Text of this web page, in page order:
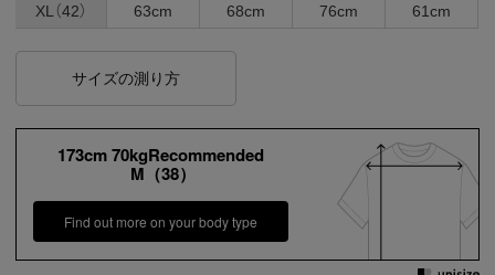
XL（42）
63cm 68cm 76cm 61cm
サイズの測り方
173cm 70kgRecommended
M（38）
Find out more on your body type